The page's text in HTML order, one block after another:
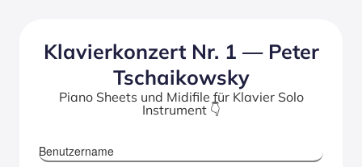
Kla­vier­kon­zert Nr. 1 — Peter
Tschai­kow­sky
Piano Sheets und Midifile für Klavier Solo
Instrument 👇
Benutzername